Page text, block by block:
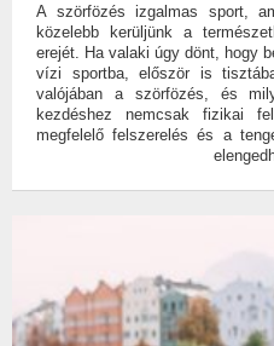
A szörfözés izgalmas sport,
közelebb kerüljünk a
erejét. Ha valaki úgy dönt, hogy
vízi sportba, először is
valójában a szörfözés, és
kezdéshez nemcsak fizikai
megfelelő felszerelés és a